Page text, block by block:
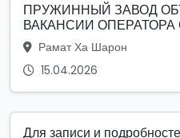
ПРУЖИННЫЙ ЗАВОД
ВАКАНСИИ ОПЕРАТОРА
Рамат Ха Шарон
15.04.2026
Для записи и